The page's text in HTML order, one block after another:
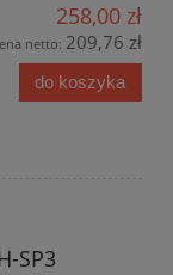
258,00 zł
netto: 209,76 zł
do koszyka
SP3